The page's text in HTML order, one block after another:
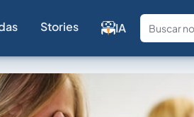
Stories IA